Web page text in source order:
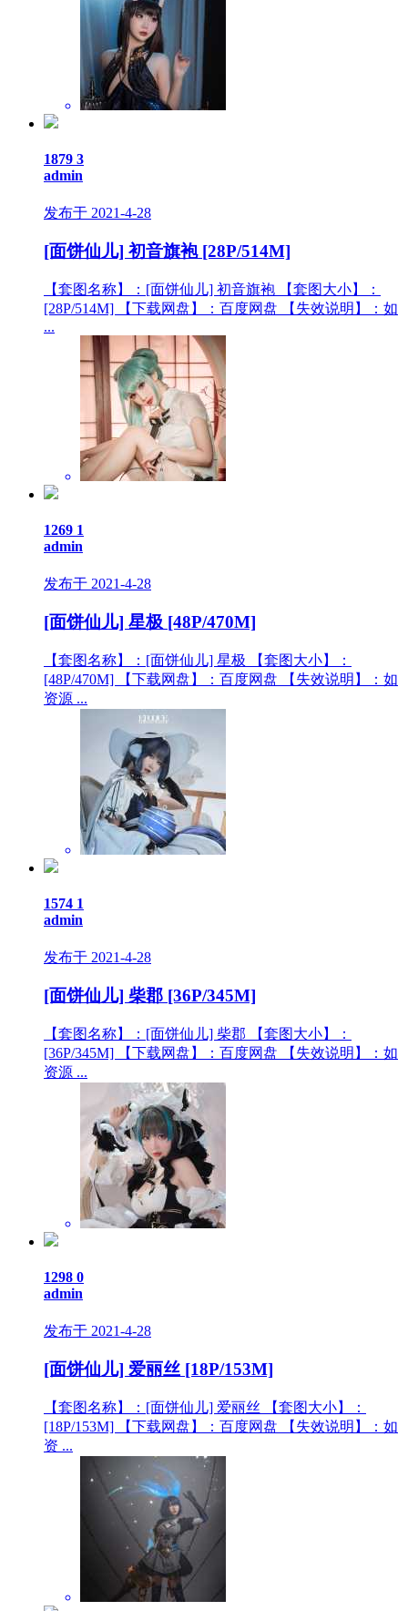
1879 3
admin
发布于 2021-4-28
[面饼仙儿] 初音旗袍 [28P/514M]
【套图名称】：[面饼仙儿] 初音旗袍 【套图大小】：
[28P/514M] 【下载网盘】：百度网盘 【失效说明】：如
...
1269 1
admin
发布于 2021-4-28
[面饼仙儿] 星极 [48P/470M]
【套图名称】：[面饼仙儿] 星极 【套图大小】：
[48P/470M] 【下载网盘】：百度网盘 【失效说明】：如
资源 ...
1574 1
admin
发布于 2021-4-28
[面饼仙儿] 柴郡 [36P/345M]
【套图名称】：[面饼仙儿] 柴郡 【套图大小】：
[36P/345M] 【下载网盘】：百度网盘 【失效说明】：如
资源 ...
1298 0
admin
发布于 2021-4-28
[面饼仙儿] 爱丽丝 [18P/153M]
【套图名称】：[面饼仙儿] 爱丽丝 【套图大小】：
[18P/153M] 【下载网盘】：百度网盘 【失效说明】：如
资 ...